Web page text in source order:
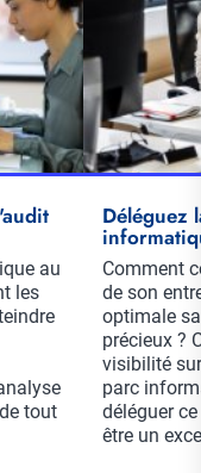
au
les
tout
Déléguez
Résumé
Comment
de son
optimale
précieux ?
visibilité
parc
déléguer
être un